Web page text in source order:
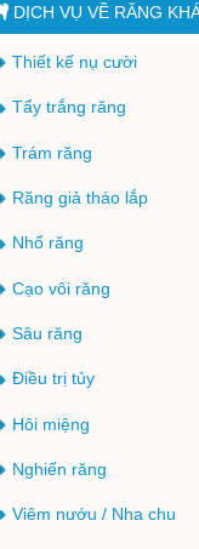
DỊCH VỤ VỀ RĂNG
Thiết kế nụ cười
Tẩy trắng răng
Trám răng
Răng giả tháo lắp
Nhổ răng
Cạo vôi răng
Sâu răng
Điều trị tủy
Hôi miệng
Nghiến răng
Viêm nướu / Nha chu